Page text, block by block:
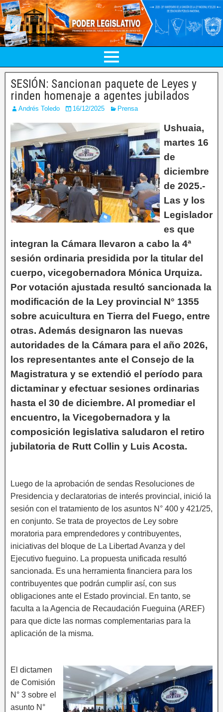
SESIÓN: Sancionan paquete de Leyes y
rinden homenaje a agentes jubilados
Andrés Toledo 16/12/2025 Prensa
Ushuaia,
martes 16
de
diciembre
de 2025.-
Las y los
Legislador
es que
integran la Cámara llevaron a cabo la 4ª
sesión ordinaria presidida por la titular del
cuerpo, vicegobernadora Mónica Urquiza.
Por votación ajustada resultó sancionada la
modificación de la Ley provincial N° 1355
sobre acuicultura en Tierra del Fuego, entre
otras. Además designaron las nuevas
autoridades de la Cámara para el año 2026,
los representantes ante el Consejo de la
Magistratura y se extendió el período para
dictaminar y efectuar sesiones ordinarias
hasta el 30 de diciembre. Al promediar el
encuentro, la Vicegobernadora y la
composición legislativa saludaron el retiro
jubilatoria de Rutt Collin y Luis Acosta.
Luego de la aprobación de sendas Resoluciones de
Presidencia y declaratorias de interés provincial, inició la
sesión con el tratamiento de los asuntos N° 400 y 421/25,
en conjunto. Se trata de proyectos de Ley sobre
moratoria para emprendedores y contribuyentes,
iniciativas del bloque de La Libertad Avanza y del
Ejecutivo fueguino. La propuesta unificada resultó
sancionada. Es una herramienta financiera para los
contribuyentes que podrán cumplir así, con sus
obligaciones ante el Estado provincial. En tanto, se
faculta a la Agencia de Recaudación Fueguina (AREF)
para que dicte las normas complementarias para la
aplicación de la misma.
El dictamen
de Comisión
N° 3 sobre el
asunto N°